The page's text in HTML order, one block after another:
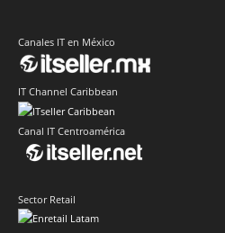
Canales IT en México
IT Channel Caribbean
Canal IT Centroamérica
Sector Retail